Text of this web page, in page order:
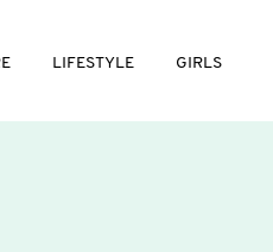
LIFESTYLE GIRLS